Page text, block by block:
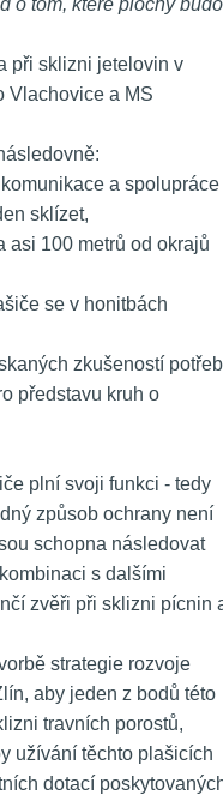
při sklizni jetelovin v
Vlachovice a MS
a spolupráce
sklízet,
asi 100 metrů od okrajů
se v honitbách
zkušeností
představu kruh o
plní svoji funkci - tedy
způsob ochrany není
schopna následovat
s dalšími
zvěři při sklizni pícnin
strategie rozvoje
aby jeden z bodů této
travních porostů,
užívání těchto plašicích
dotací